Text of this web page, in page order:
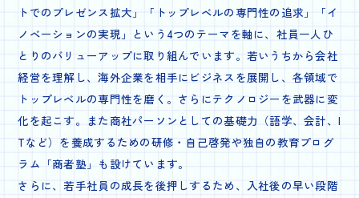
トでのプレゼンス拡大」「トップレベルの専門性の追求」「イ
ノベーションの実現」という4つのテーマを軸に、社員一人ひ
とりのバリューアップに取り組んでいます。若いうちから会社
経営を理解し、海外企業を相手にビジネスを展開し、各領域で
トップレベルの専門性を磨く。さらにテクノロジーを武器に変
化を起こす。また商社パーソンとしての基礎力（語学、会計、I
Tなど）を養成するための研修・自己啓発や独自の教育プログ
ラム「商者塾」も設けています。
さらに、若手社員の成長を後押しするため、入社後の早い段階